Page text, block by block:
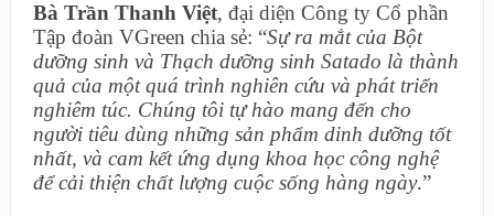
Bà Trần Thanh Việt, đại diện Công ty Cổ phần
Tập đoàn VGreen chia sẻ: “Sự ra mắt của Bột
dưỡng sinh và Thạch dưỡng sinh Satado là thành
quả của một quá trình nghiên cứu và phát triển
nghiêm túc. Chúng tôi tự hào mang đến cho
người tiêu dùng những sản phẩm dinh dưỡng tốt
nhất, và cam kết ứng dụng khoa học công nghệ
để cải thiện chất lượng cuộc sống hàng ngày.”